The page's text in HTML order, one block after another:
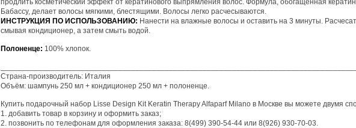
продлить косметический эффект от кератинового выпрямления волос. Формула, обогащенная
Бабассу, делает волосы мягкими, блестящими. Волосы легко расчесываются.
ИНСТРУКЦИЯ ПО ИСПОЛЬЗОВАНИЮ: Нанести на влажные волосы и оставить на 3 минуты.
смывая кондиционер, а затем смыть водой.
Полоненце: 100% хлопок.
Страна-производитель: Италия
Объём: шампунь 250 мл + кондиционер 250 мл + полоненце.
Купить подарочный набор Lisse Design Kit Keratin Therapy Alfaparf Milano в Москве вы можете двумя
1. добавить товар в корзину и оформить заказ;
2. позвонить по телефонам для оформления заказа: 8(499) 390-54-44 или 8(926) 930-70-03.